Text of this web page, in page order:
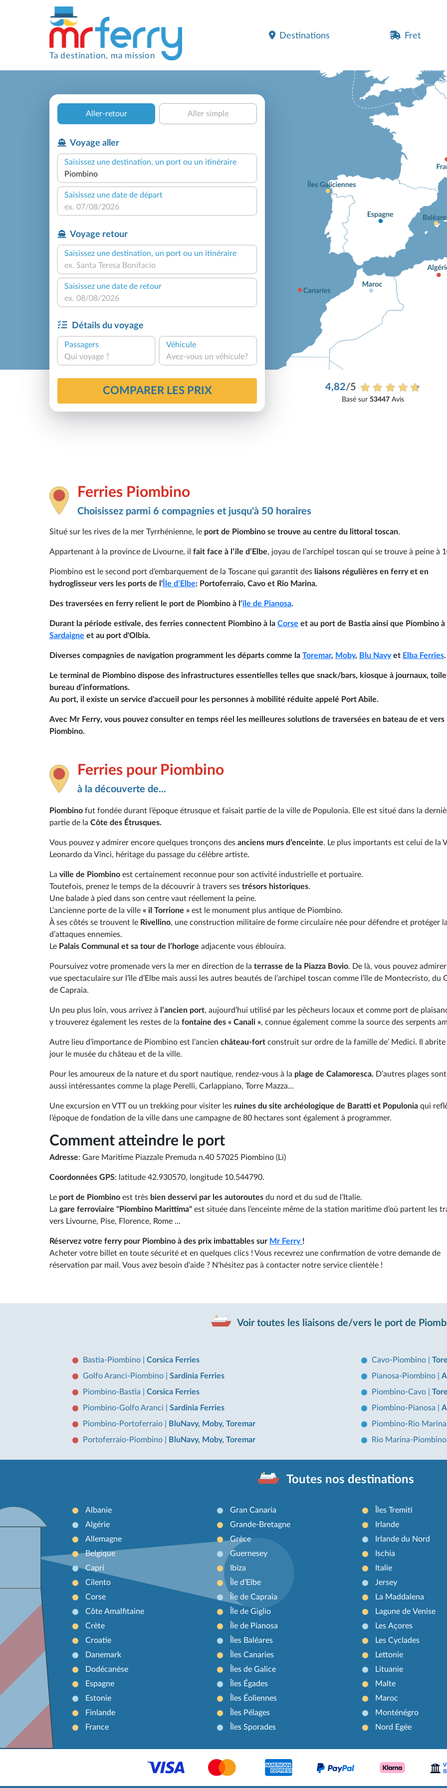
Ta destination, ma mission
Destinations Fret
Aller-retour Aller simple
Voyage aller
Saisissez une destination, un port ou un itinéraire
Saisissez une date de départ
Voyage retour
Saisissez une destination, un port ou un itinéraire
Saisissez une date de retour
Détails du voyage
Passagers
Qui voyage ?
Véhicule
Avez-vous un véhicule?
COMPARER LES PRIX 4,82/5
Basé sur 53447Avis
Ferries Piombino
Choisissez parmi 6 compagnies et jusqu'à 50 horaires
Situé sur les rives de la mer Tyrrhénienne, le port de Piombino se trouve au centre du littoral toscan.
Appartenant à la province de Livourne, il fait face à l’île d’Elbe, joyau de l’archipel toscan qui se trouve à peine à
Piombino est le second port d’embarquement de la Toscane qui garantit des liaisons régulières en ferry et en
hydroglisseur vers les ports de l' Île d’Elbe: Portoferraio, Cavo et Rio Marina.
Des traversées en ferry relient le port de Piombino à l'île de Pianosa.
Durant la période estivale, des ferries connectent Piombino à la Corse et au port de Bastia ainsi que Piombino à
Sardaigne et au port d'Olbia.
Diverses compagnies de navigation programment les départs comme la Toremar, Moby, Blu Navyet Elba Ferries.
Le terminal de Piombino dispose des infrastructures essentielles telles que snack/bars, kiosque à journaux,
bureau d’informations.
Au port, il existe un service d'accueil pour les personnes à mobilité réduite appelé Port Abile.
Avec Mr Ferry, vous pouvez consulter en temps réel les meilleures solutions de traversées en bateau de et vers
Piombino.
Ferries pour Piombino
à la découverte de...
Piombino fut fondée durant l’époque étrusque et faisait partie de la ville de Populonia. Elle est situé dans la
partie de la Côte des Étrusques.
Vous pouvez y admirer encore quelques tronçons des anciens murs d’enceinte. Le plus importants est celui de la
Leonardo da Vinci, héritage du passage du célèbre artiste.
La ville de Piombino est certainement reconnue pour son activité industrielle et portuaire.
Toutefois, prenez le temps de la découvrir à travers ses trésors historiques.
Une balade à pied dans son centre vaut réellement la peine.
L’ancienne porte de la ville « il Torrione » est le monument plus antique de Piombino.
À ses côtés se trouvent le Rivellino, une construction militaire de forme circulaire née pour défendre et protéger
d’attaques ennemies.
Le Palais Communal et sa tour de l’horloge adjacente vous éblouira.
Poursuivez votre promenade vers la mer en direction de la terrasse de la Piazza Bovio. De là, vous pouvez
vue spectaculaire sur l’île d’Elbe mais aussi les autres beautés de l’archipel toscan comme l’île de Montecristo, du
de Capraia.
Un peu plus loin, vous arrivez à l’ancien port, aujourd’hui utilisé par les pêcheurs locaux et comme port de
y trouverez également les restes de la fontaine des « Canali », connue également comme la source des serpents
Autre lieu d’importance de Piombino est l’ancien château-fort construit sur ordre de la famille de’ Medici. Il abrite
jour le musée du château et de la ville.
Pour les amoureux de la nature et du sport nautique, rendez-vous à la plage de Calamoresca. D’autres plages
aussi intéressantes comme la plage Perelli, Carlappiano, Torre Mazza...
Une excursion en VTT ou un trekking pour visiter les ruines du site archéologique de Baratti et Populonia qui
l’époque de fondation de la ville dans une campagne de 80 hectares sont également à programmer.
Comment atteindre le port
Adresse: Gare Maritime Piazzale Premuda n.40 57025 Piombino (Li)
Coordonnées GPS: latitude 42.930570, longitude 10.544790.
Le port de Piombino est très bien desservi par les autoroutes du nord et du sud de l’Italie.
La gare ferroviaire "Piombino Marittima" est située dans l’enceinte même de la station maritime d’où partent les
vers Livourne, Pise, Florence, Rome ...
Réservez votre ferry pour Piombino à des prix imbattables sur Mr Ferry !
Acheter votre billet en toute sécurité et en quelques clics ! Vous recevrez une confirmation de votre demande de
réservation par mail. Vous avez besoin d'aide ? N'hésitez pas à contacter notre service clientèle !
Voir toutes les liaisons de/vers le port de
Bastia-Piombino Corsica Ferries Cavo-Piombino
Golfo Aranci-Piombino
Sardinia Ferries Pianosa-Piombino
Piombino-Bastia
Corsica Ferries Piombino-Cavo
Piombino-Golfo Aranci
Sardinia Ferries Piombino-Pianosa
Piombino-Portoferraio
BluNavy, Moby, Toremar Piombino-Rio Marina
Portoferraio-Piombino
BluNavy, Moby, Toremar Rio Marina-Piombino
Toutes nos destinations
Albanie
Algérie
Allemagne
Belgique
Capri
Cilento
Corse
Côte Amalfitaine
Crète
Croatie
Danemark
Dodécanèse
Espagne
Estonie
Finlande
France
Gran Canaria
Grande-Bretagne
Grèce
Guernesey
Ibiza
Île d’Elbe
Île de Capraia
Île de Giglio
Île de Pianosa
Îles Baléares
Îles Canaries
Îles de Galice
Îles Égades
Îles Éoliennes
Îles Pélages
Îles Sporades
Îles Tremiti
Irlande
Irlande du Nord
Ischia
Italie
Jersey
La Maddalena
Lagune de Venise
Les Açores
Les Cyclades
Lettonie
Lituanie
Malte
Maroc
Monténégro
Nord Egée